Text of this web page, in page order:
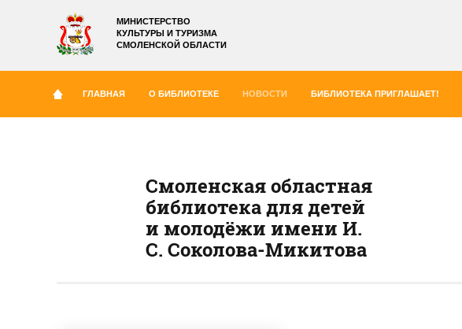
МИНИСТЕРСТВО
КУЛЬТУРЫ И ТУРИЗМА
СМОЛЕНСКОЙ ОБЛАСТИ
ГЛАВНАЯ О БИБЛИОТЕКЕ НОВОСТИ БИБЛИОТЕКА ПРИГЛАШАЕТ!
Смоленская областная
библиотека для детей
и молодёжи имени И.
С. Соколова-Микитова